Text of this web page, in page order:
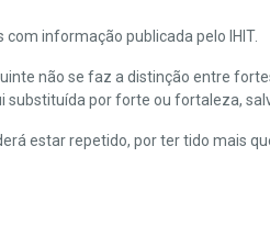
com informação publicada pelo IHIT.
não se faz a distinção entre
substituída por forte ou fortaleza,
estar repetido, por ter tido mais